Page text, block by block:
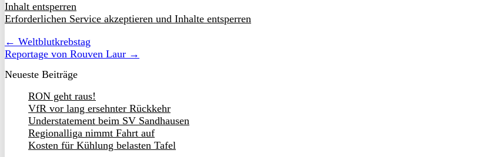
Inhalt entsperren
Erforderlichen Service akzeptieren und Inhalte entsperren
← Weltblutkrebstag
Reportage von Rouven Laur →
Neueste Beiträge
RON geht raus!
VfR vor lang ersehnter Rückkehr
Understatement beim SV Sandhausen
Regionalliga nimmt Fahrt auf
Kosten für Kühlung belasten Tafel